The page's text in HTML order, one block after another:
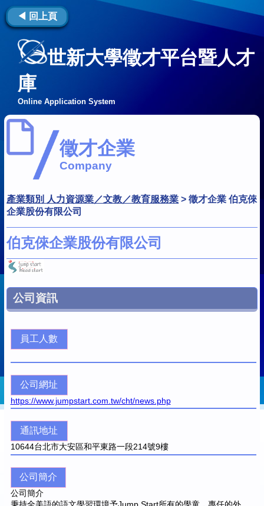
◀ 回上頁
世新大學徵才平台暨人才
庫
Online Application System
徵才企業
Company
產業類別 人力資源業／文教／教育服務業 >徵才企業 伯克倈
企業股份有限公司
伯克倈企業股份有限公司
公司資訊
員工人數
公司網址
https://www.jumpstart.com.tw/cht/news.php
通訊地址
10644台北市大安區和平東路一段214號9樓
公司簡介
公司簡介
秉持全美語的語文學習環境予Jump Start所有的學童，專任的外